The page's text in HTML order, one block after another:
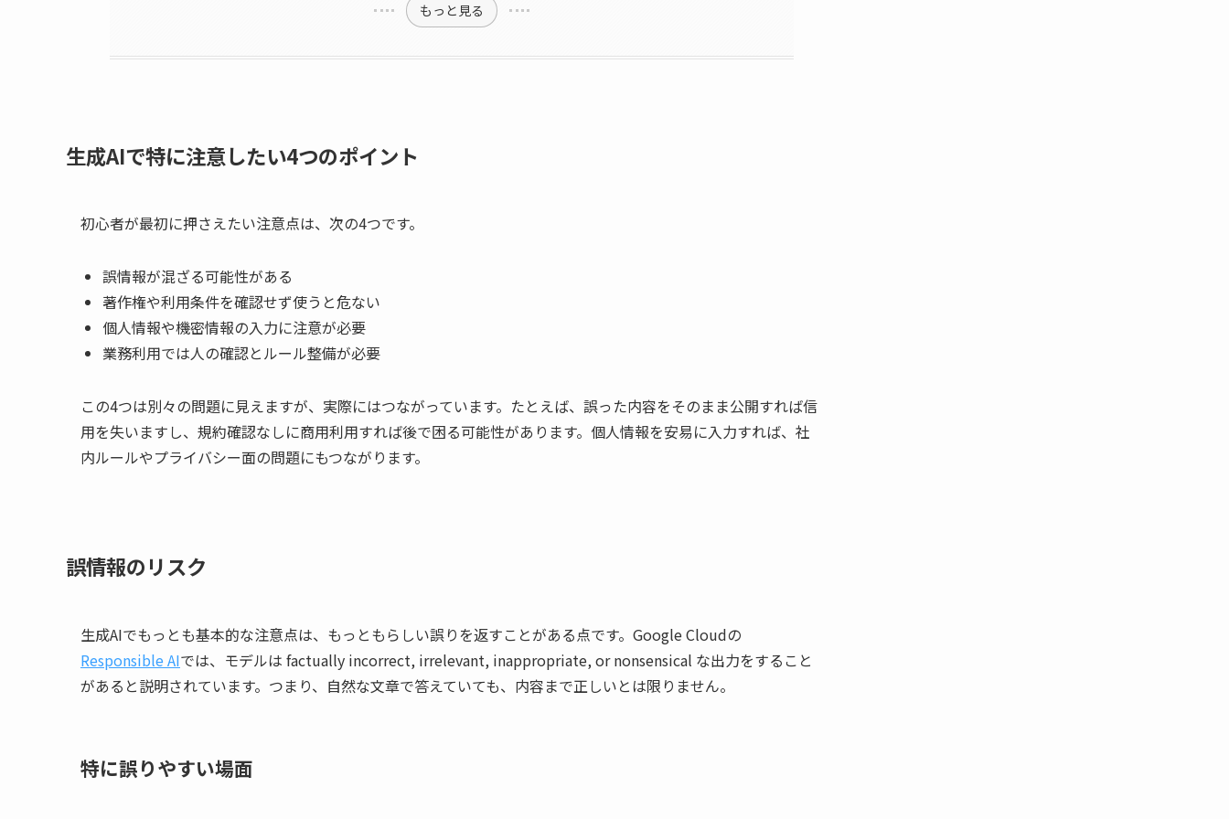
もっと見る
生成AIで特に注意したい4つのポイント
初心者が最初に押さえたい注意点は、次の4つです。
誤情報が混ざる可能性がある
著作権や利用条件を確認せず使うと危ない
個人情報や機密情報の入力に注意が必要
業務利用では人の確認とルール整備が必要
この4つは別々の問題に見えますが、実際にはつながっています。たとえば、誤った内容をそのまま公開すれば信
用を失いますし、規約確認なしに商用利用すれば後で困る可能性があります。個人情報を安易に入力すれば、社
内ルールやプライバシー面の問題にもつながります。
誤情報のリスク
生成AIでもっとも基本的な注意点は、もっともらしい誤りを返すことがある点です。Google Cloudの
Responsible AIでは、モデルは factually incorrect, irrelevant, inappropriate, or nonsensical な出力をすること
があると説明されています。つまり、自然な文章で答えていても、内容まで正しいとは限りません。
特に誤りやすい場面